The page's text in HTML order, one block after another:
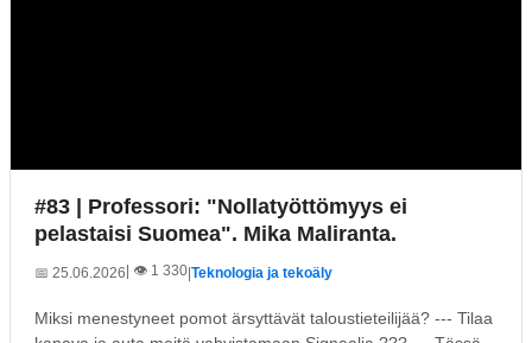
#83 | Professori: "Nollatyöttömyys ei
pelastaisi Suomea". Mika Maliranta.
📅 25.06.2026 | 👁️ 1 330|Teknologia ja tekoäly
Miksi menestyneet pomot ärsyttävät taloustieteilijää? --- Tilaa